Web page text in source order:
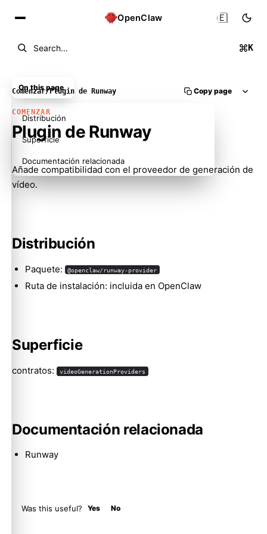
OpenClaw
Search... K
🇪🇸
Comenzar/Plugin de Runway Copy page
COMENZAR
Plugin de Runway
Añade compatibilidad con el proveedor de generación de
vídeo.
Distribución
Paquete: @openclaw/runway-provider
Ruta de instalación: incluida en OpenClaw
Superficie
contratos: videoGenerationProviders
Documentación relacionada
Runway
Was this useful? Yes No
On this page
Distribución
Superficie
Documentación relacionada